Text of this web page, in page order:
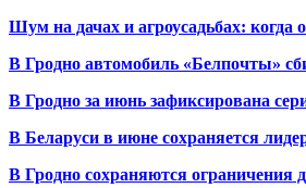
Шум на дачах и агроусадьбах:
В Гродно автомобиль «Белпочты»
В Гродно за июнь зафиксирована
В Беларуси в июне сохраняется
В Гродно сохраняются ограничения